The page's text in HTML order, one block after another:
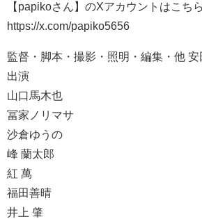
【papikoさん】のXアカウントはこち
https://x.com/papiko5656
監督・脚本・撮影・照明・編集・他 安
出演
山口馬木也
冨家ノリマサ
沙倉ゆうの
峰 蘭太郎
紅 萬
福田善晴
井上 肇